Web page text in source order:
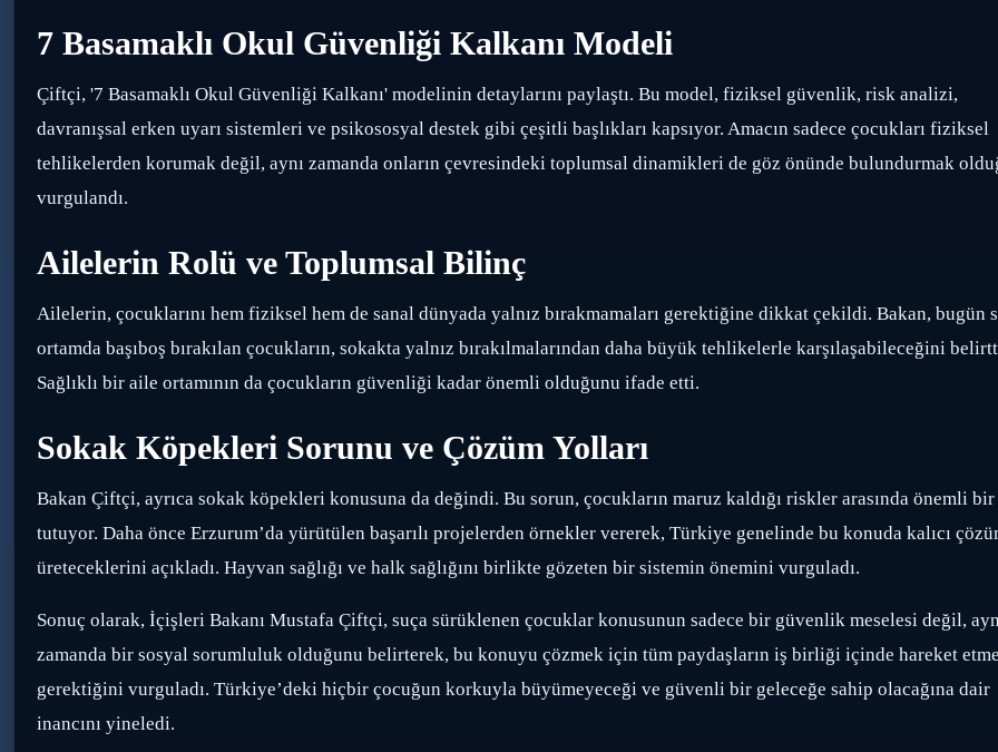
7 Basamaklı Okul Güvenliği Kalkanı Modeli
Çiftçi, '7 Basamaklı Okul Güvenliği Kalkanı' modelinin detaylarını paylaştı. Bu model, fiziksel güvenlik, risk analizi,
davranışsal erken uyarı sistemleri ve psikososyal destek gibi çeşitli başlıkları kapsıyor. Amacın sadece çocukları fiziksel
tehlikelerden korumak değil, aynı zamanda onların çevresindeki toplumsal dinamikleri de göz önünde bulundurmak
vurgulandı.
Ailelerin Rolü ve Toplumsal Bilinç
Ailelerin, çocuklarını hem fiziksel hem de sanal dünyada yalnız bırakmamaları gerektiğine dikkat çekildi. Bakan, bugün
ortamda başıboş bırakılan çocukların, sokakta yalnız bırakılmalarından daha büyük tehlikelerle karşılaşabileceğini
Sağlıklı bir aile ortamının da çocukların güvenliği kadar önemli olduğunu ifade etti.
Sokak Köpekleri Sorunu ve Çözüm Yolları
Bakan Çiftçi, ayrıca sokak köpekleri konusuna da değindi. Bu sorun, çocukların maruz kaldığı riskler arasında önemli
tutuyor. Daha önce Erzurum’da yürütülen başarılı projelerden örnekler vererek, Türkiye genelinde bu konuda kalıcı
üreteceklerini açıkladı. Hayvan sağlığı ve halk sağlığını birlikte gözeten bir sistemin önemini vurguladı.
Sonuç olarak, İçişleri Bakanı Mustafa Çiftçi, suça sürüklenen çocuklar konusunun sadece bir güvenlik meselesi değil,
zamanda bir sosyal sorumluluk olduğunu belirterek, bu konuyu çözmek için tüm paydaşların iş birliği içinde hareket
gerektiğini vurguladı. Türkiye’deki hiçbir çocuğun korkuyla büyümeyeceği ve güvenli bir geleceğe sahip olacağına dair
inancını yineledi.